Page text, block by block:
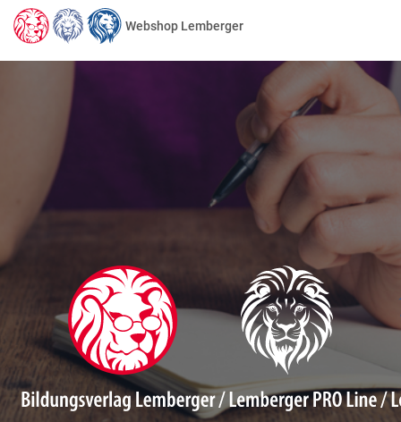
Webshop Lemberger